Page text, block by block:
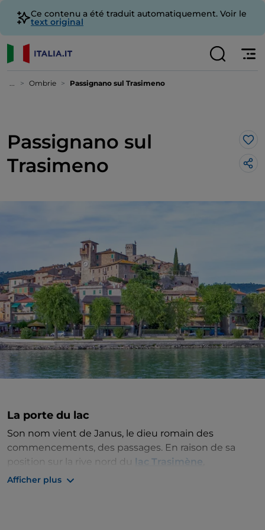
Ce contenu a été traduit automatiquement. Voir le
text original
... Ombrie Passignano sul Trasimeno
Passignano sul
Trasimeno
La porte du lac
Son nom vient de Janus, le dieu romain des
commencements, des passages. En raison de sa
position sur la rive nord du
lac Trasimène
Passignano a toujours été un passage obligé pour
Afficher plus